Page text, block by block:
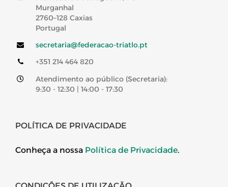
Murganhal
2760–128 Caxias
Portugal
secretaria@federacao-triatlo.pt
+351 214 464 820
Atendimento ao público (Secretaria):
9:30 - 12:30 | 14:00 - 17:30
POLÍTICA DE PRIVACIDADE
Conheça a nossa Política de Privacidade.